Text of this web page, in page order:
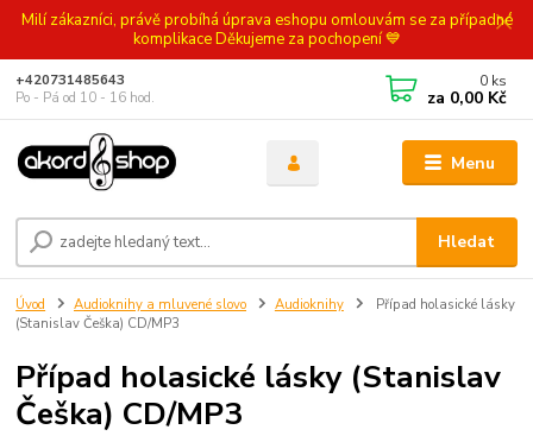
Milí zákazníci, právě probíhá úprava eshopu omlouvám se za případné
komplikace Děkujeme za pochopení 💙
Menu
Hledat
+420731485643
Po - Pá od 10 - 16 hod.
0 ks
za 0,00 Kč
Úvod Audioknihy a mluvené slovo Audioknihy
Případ holasické lásky
(Stanislav Češka) CD/MP3
Případ holasické lásky (Stanislav
Češka) CD/MP3